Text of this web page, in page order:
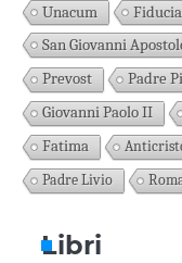
Unacum
San Giovanni
Prevost
Padre
Giovanni Paolo II
Fatima
Padre Livio
Libri